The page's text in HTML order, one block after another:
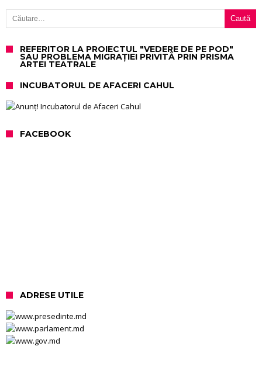
Caută după:
REFERITOR LA PROIECTUL "VEDERE DE PE POD"
SAU PROBLEMA MIGRAȚIEI PRIVITĂ PRIN PRISMA
ARTEI TEATRALE
INCUBATORUL DE AFACERI CAHUL
FACEBOOK
ADRESE UTILE